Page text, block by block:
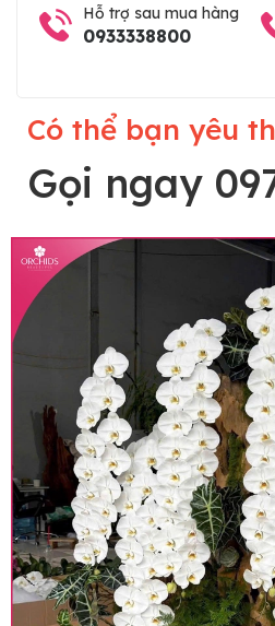
Lưu ý trước khi đặt
• Về cây hoa: Một chậu
hoàn chỉnh sẽ được phối
và tạo dáng hoàn toàn thủ
khác nhau đôi chút giữa
trên hình. Cây hoa lan còn
Hỗ trợ sau mua hàng
0933338800
Có thể bạn yêu
Gọi ngay